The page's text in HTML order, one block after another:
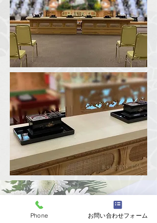
ご不明な点がございましたら
Phone お問い合わせフォーム